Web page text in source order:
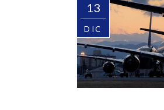
13
DIC